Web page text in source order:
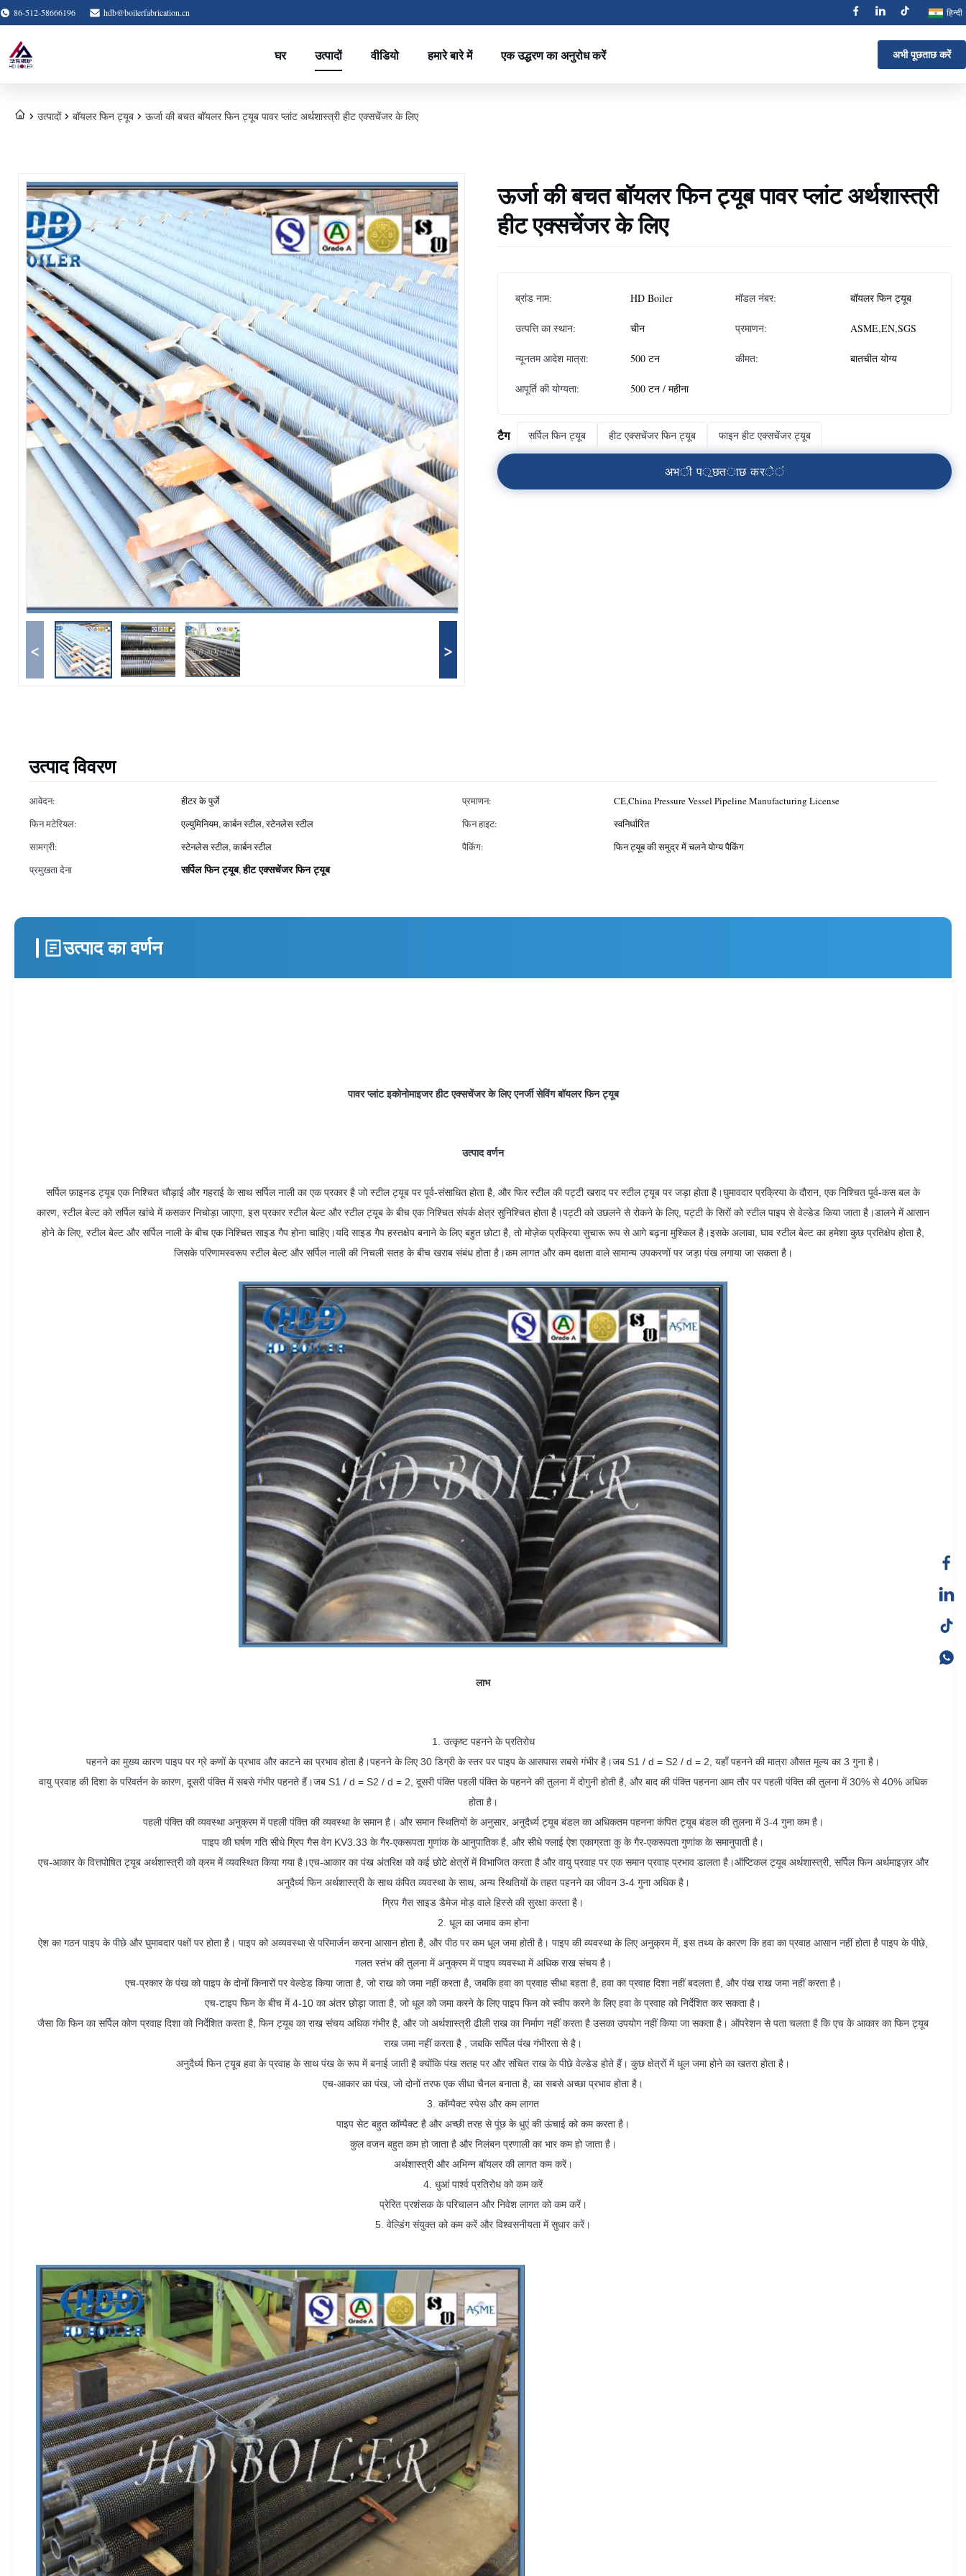
86-512-58666196 hdb@boilerfabrication.cn हिन्दी
घर उत्पादों वीडियो हमारे बारे में एक उद्धरण का अनुरोध करें अभी पूछताछ करें
उत्पादों बॉयलर फिन ट्यूब ऊर्जा की बचत बॉयलर फिन ट्यूब पावर प्लांट अर्थशास्त्री हीट एक्सचेंजर के लिए
< >
ऊर्जा की बचत बॉयलर फिन ट्यूब पावर प्लांट अर्थशास्त्री
हीट एक्सचेंजर के लिए
ब्रांड नाम: HD Boiler मॉडल नंबर: बॉयलर फिन ट्यूब
उत्पत्ति का स्थान: चीन प्रमाणन: ASME,EN,SGS
न्यूनतम आदेश मात्रा: 500 टन कीमत: बातचीत योग्य
आपूर्ति की योग्यता: 500 टन / महीना
टैग सर्पिल फिन ट्यूब हीट एक्सचेंजर फिन ट्यूब फाइन हीट एक्सचेंजर ट्यूब
अभी पूछताछ करें
उत्पाद विवरण
आवेदन: हीटर के पुर्जे प्रमाणन:
CE,China Pressure Vessel Pipeline Manufacturing License
फिन मटेरियल:
एल्युमिनियम, कार्बन स्टील, स्टेनलेस स्टील फिन हाइट:
स्वनिर्धारित
सामग्री:
स्टेनलेस स्टील, कार्बन स्टील पैकिंग:
फिन ट्यूब की समुद्र में चलने योग्य पैकिंग
प्रमुखता देना
सर्पिल फिन ट्यूब,हीट एक्सचेंजर फिन ट्यूब
उत्पाद का वर्णन
पावर प्लांट इकोनोमाइजर हीट एक्सचेंजर के लिए एनर्जी सेविंग बॉयलर फिन ट्यूब
उत्पाद वर्णन
सर्पिल फ़ाइनड ट्यूब एक निश्चित चौड़ाई और गहराई के साथ सर्पिल नाली का एक प्रकार है जो स्टील ट्यूब पर पूर्व-संसाधित होता है, और फिर स्टील की पट्टी खराद पर स्टील ट्यूब पर जड़ा होता है।घुमावदार प्रक्रिया के दौरान, एक निश्चित पूर्व-कस बल के
कारण, स्टील बेल्ट को सर्पिल खांचे में कसकर निचोड़ा जाएगा, इस प्रकार स्टील बेल्ट और स्टील ट्यूब के बीच एक निश्चित संपर्क क्षेत्र सुनिश्चित होता है।पट्टी को उछलने से रोकने के लिए, पट्टी के सिरों को स्टील पाइप से वेल्डेड किया जाता है।डालने में आसान
होने के लिए, स्टील बेल्ट और सर्पिल नाली के बीच एक निश्चित साइड गैप होना चाहिए।यदि साइड गैप हस्तक्षेप बनाने के लिए बहुत छोटा है, तो मोज़ेक प्रक्रिया सुचारू रूप से आगे बढ़ना मुश्किल है।इसके अलावा, घाव स्टील बेल्ट का हमेशा कुछ प्रतिक्षेप होता है,
जिसके परिणामस्वरूप स्टील बेल्ट और सर्पिल नाली की निचली सतह के बीच खराब संबंध होता है।कम लागत और कम दक्षता वाले सामान्य उपकरणों पर जड़ा पंख लगाया जा सकता है।
लाभ
1. उत्कृष्ट पहनने के प्रतिरोध
पहनने का मुख्य कारण पाइप पर ग्रे कणों के प्रभाव और काटने का प्रभाव होता है।पहनने के लिए 30 डिग्री के स्तर पर पाइप के आसपास सबसे गंभीर है।जब S1 / d = S2 / d = 2, यहाँ पहनने की मात्रा औसत मूल्य का 3 गुना है।
वायु प्रवाह की दिशा के परिवर्तन के कारण, दूसरी पंक्ति में सबसे गंभीर पहनते हैं।जब S1 / d = S2 / d = 2, दूसरी पंक्ति पहली पंक्ति के पहनने की तुलना में दोगुनी होती है, और बाद की पंक्ति पहनना आम तौर पर पहली पंक्ति की तुलना में 30% से 40% अधिक
होता है।
पहली पंक्ति की व्यवस्था अनुक्रम में पहली पंक्ति की व्यवस्था के समान है। और समान स्थितियों के अनुसार, अनुदैर्ध्य ट्यूब बंडल का अधिकतम पहनना कंपित ट्यूब बंडल की तुलना में 3-4 गुना कम है।
पाइप की घर्षण गति सीधे ग्रिप गैस वेग KV3.33 के गैर-एकरूपता गुणांक के आनुपातिक है, और सीधे फ्लाई ऐश एकाग्रता कु के गैर-एकरूपता गुणांक के समानुपाती है।
एच-आकार के वित्तपोषित ट्यूब अर्थशास्त्री को क्रम में व्यवस्थित किया गया है।एच-आकार का पंख अंतरिक्ष को कई छोटे क्षेत्रों में विभाजित करता है और वायु प्रवाह पर एक समान प्रवाह प्रभाव डालता है।ऑप्टिकल ट्यूब अर्थशास्त्री, सर्पिल फिन अर्थमाइज़र और
अनुदैर्ध्य फिन अर्थशास्त्री के साथ कंपित व्यवस्था के साथ, अन्य स्थितियों के तहत पहनने का जीवन 3-4 गुना अधिक है।
ग्रिप गैस साइड डैमेज मोड़ वाले हिस्से की सुरक्षा करता है।
2. धूल का जमाव कम होना
ऐश का गठन पाइप के पीछे और घुमावदार पक्षों पर होता है। पाइप को अव्यवस्था से परिमार्जन करना आसान होता है, और पीठ पर कम धूल जमा होती है। पाइप की व्यवस्था के लिए अनुक्रम में, इस तथ्य के कारण कि हवा का प्रवाह आसान नहीं होता है पाइप के पीछे,
गलत स्तंभ की तुलना में अनुक्रम में पाइप व्यवस्था में अधिक राख संचय है।
एच-प्रकार के पंख को पाइप के दोनों किनारों पर वेल्डेड किया जाता है, जो राख को जमा नहीं करता है, जबकि हवा का प्रवाह सीधा बहता है, हवा का प्रवाह दिशा नहीं बदलता है, और पंख राख जमा नहीं करता है।
एच-टाइप फिन के बीच में 4-10 का अंतर छोड़ा जाता है, जो धूल को जमा करने के लिए पाइप फिन को स्वीप करने के लिए हवा के प्रवाह को निर्देशित कर सकता है।
जैसा कि फिन का सर्पिल कोण प्रवाह दिशा को निर्देशित करता है, फिन ट्यूब का राख संचय अधिक गंभीर है, और जो अर्थशास्त्री ढीली राख का निर्माण नहीं करता है उसका उपयोग नहीं किया जा सकता है। ऑपरेशन से पता चलता है कि एच के आकार का फिन ट्यूब
राख जमा नहीं करता है , जबकि सर्पिल पंख गंभीरता से है।
अनुदैर्ध्य फिन ट्यूब हवा के प्रवाह के साथ पंख के रूप में बनाई जाती है क्योंकि पंख सतह पर और संचित राख के पीछे वेल्डेड होते हैं। कुछ क्षेत्रों में धूल जमा होने का खतरा होता है।
एच-आकार का पंख, जो दोनों तरफ एक सीधा चैनल बनाता है, का सबसे अच्छा प्रभाव होता है।
3. कॉम्पैक्ट स्पेस और कम लागत
पाइप सेट बहुत कॉम्पैक्ट है और अच्छी तरह से पूंछ के धुएं की ऊंचाई को कम करता है।
कुल वजन बहुत कम हो जाता है और निलंबन प्रणाली का भार कम हो जाता है।
अर्थशास्त्री और अभिन्न बॉयलर की लागत कम करें।
4. धुआं पार्श्व प्रतिरोध को कम करें
प्रेरित प्रशंसक के परिचालन और निवेश लागत को कम करें।
5. वेल्डिंग संयुक्त को कम करें और विश्वसनीयता में सुधार करें।